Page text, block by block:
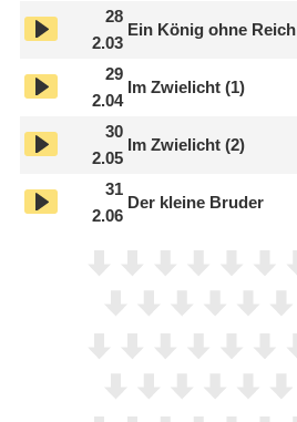
28
2.03
Ein König ohne Reich
29
2.04
Im Zwielicht (1)
30
2.05
Im Zwielicht (2)
31
2.06
Der kleine Bruder